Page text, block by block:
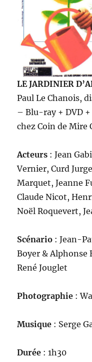
LE JARDINIER
Paul Le Chanois,
– Blu-ray + DVD
chez Coin de Mire
Acteurs : Jean
Vernier, Curd
Marquet, Jeanne
Claude Nicot,
Noël Roquevert,
Scénario : Jean-
Boyer & Alphonse
René Jouglet
Photographie :
Musique : Serge
Durée : 1h30